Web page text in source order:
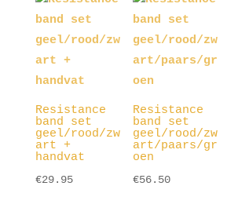
Resistance
band set
geel/rood/zw
art +
handvat
€29.95
Resistance
band set
geel/rood/zw
art/paars/gr
oen
€56.50